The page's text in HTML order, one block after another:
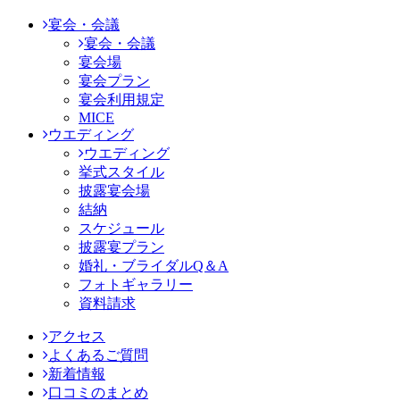
宴会・会議
宴会・会議
宴会場
宴会プラン
宴会利用規定
MICE
ウエディング
ウエディング
挙式スタイル
披露宴会場
結納
スケジュール
披露宴プラン
婚礼・ブライダルQ＆A
フォトギャラリー
資料請求
アクセス
よくあるご質問
新着情報
口コミのまとめ